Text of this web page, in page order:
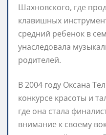
Шахновского, где
клавишных
средний ребенок в
унаследовала
родителей.
В 2004 году Оксана
конкурсе красоты и
где она стала
внимание к своему